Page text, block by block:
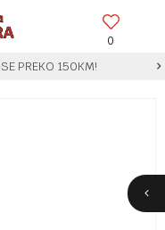
0
PREKO 150KM!